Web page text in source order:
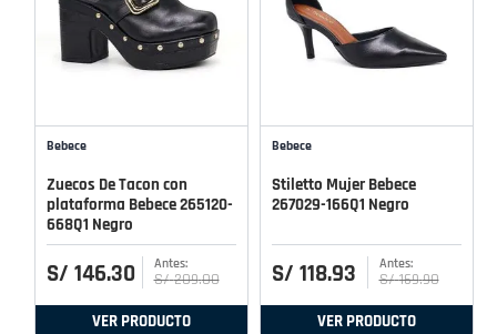
Bebece
Zuecos De Tacon con
plataforma Bebece 265120-
668Q1 Negro
S/ 146.30 S/ 209.00
VER PRODUCTO
Bebece
Stiletto Mujer Bebece
267029-166Q1 Negro
S/ 118.93 S/ 169.90
VER PRODUCTO